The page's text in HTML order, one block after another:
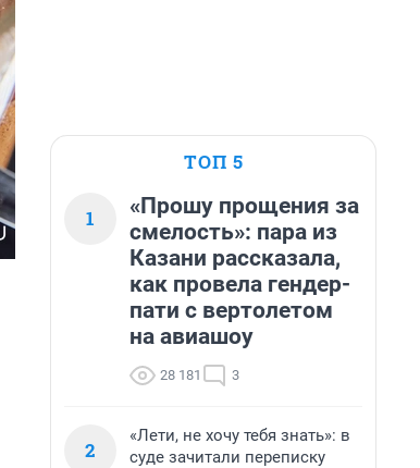
ТОП 5
1
«Прошу прощения за
смелость»: пара из
Казани рассказала,
как провела гендер-
пати с вертолетом
на авиашоу
28 181 3
2
«Лети, не хочу тебя знать»: в
суде зачитали переписку